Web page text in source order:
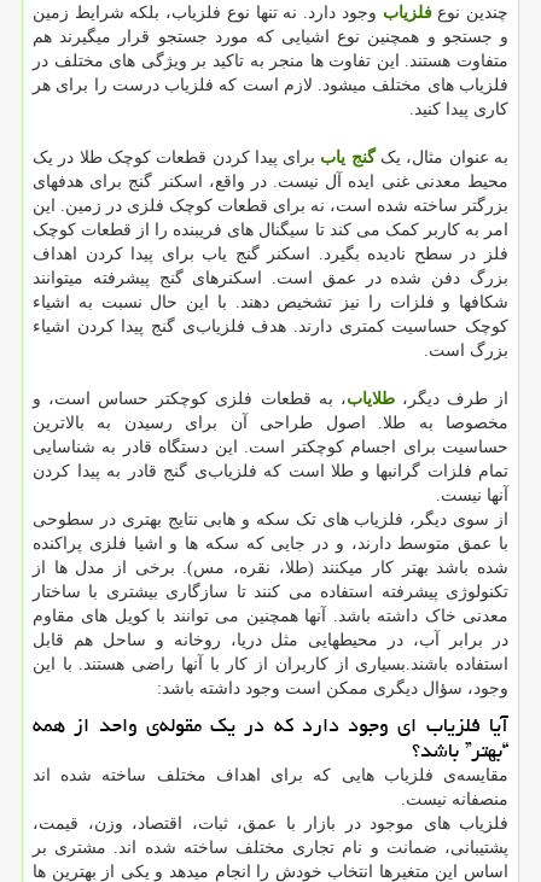
چندین نوعفلزیاب وجود دارد. نه تنها نوع فلزیاب، بلکه شرایط زمین
و جستجو و همچنین نوع اشیایی که مورد جستجو قرار میگیرند هم
متفاوت هستند. این تفاوت ها منجر به تاکید بر ویژگی های مختلف در
فلزیاب های مختلف میشود. لازم است که فلزیاب‌ درست را برای هر
کاری پیدا کنید.
به عنوان مثال، یکگنج یاب برای پیدا کردن قطعات کوچک طلا در یک
محیط معدنی غنی ایده آل نیست. در واقع، اسکنر گنج برای هدفهای
بزرگتر ساخته شده است، نه برای قطعات کوچک فلزی در زمین. این
امر به کاربر کمک می کند تا سیگنال های فریبنده را از قطعات کوچک
فلز در سطح نادیده بگیرد. اسکنر گنج یاب برای پیدا کردن اهداف
بزرگ دفن شده در عمق است. اسکنرهای گنج پیشرفته میتوانند
شکافها و فلزات را نیز تشخیص دهند. با این حال نسبت به اشیاء
کوچک حساسیت کمتری دارند. هدف فلزیاب‌ی گنج پیدا کردن اشیاء
بزرگ است.
از طرف دیگر،طلایاب، به قطعات فلزی کوچکتر حساس است، و
مخصوصا به طلا. اصول طراحی آن برای رسیدن به بالاترین
حساسیت برای اجسام کوچکتر است. این دستگاه قادر به شناسایی
تمام فلزات گرانبها و طلا است که فلزیاب‌ی گنج قادر به پیدا کردن
آنها نیست.
از سوی دیگر، فلزیاب های تک سکه و هابی نتایج بهتری در سطوحی
با عمق متوسط دارند، و در جایی که سکه ها و اشیا فلزی پراکنده
شده باشد بهتر کار میکنند (طلا، نقره، مس). برخی از مدل ها از
تکنولوژی پیشرفته استفاده می کنند تا سازگاری بیشتری با ساختار
معدنی خاک داشته باشد. آنها همچنین می توانند با کویل های مقاوم
در برابر آب، در محیطهایی مثل دریا، روخانه و ساحل هم قابل
استفاده باشند.بسیاری از کاربران از کار با آنها راضی هستند. با این
وجود، سؤال دیگری ممکن است وجود داشته باشد:
آیا فلزیاب ای وجود دارد که در یک مقوله‌ی واحد از همه
“بهتر” باشد؟
مقایسه‌ی فلزیاب هایی که برای اهداف مختلف ساخته شده اند
منصفانه نیست.
فلزیاب های موجود در بازار با عمق، ثبات، اقتصاد، وزن، قیمت،
پشتیبانی، ضمانت و نام تجاری مختلف ساخته شده اند. مشتری بر
اساس این متغیرها انتخاب خودش را انجام میدهد و یکی از بهترین ها